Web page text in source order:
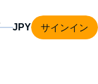
サインイン